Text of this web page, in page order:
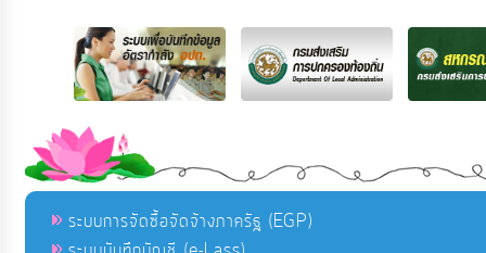
ระบบการจัดซื้อจัดจ้างภาครัฐ (EGP)